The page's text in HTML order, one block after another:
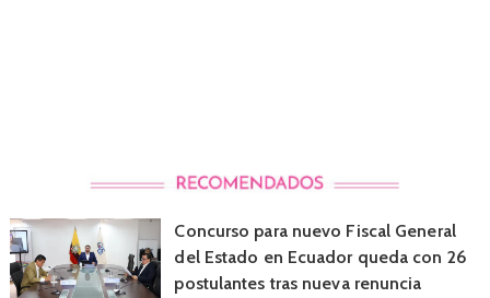
Concurso para nuevo Fiscal General
del Estado en Ecuador queda con 26
postulantes tras nueva renuncia